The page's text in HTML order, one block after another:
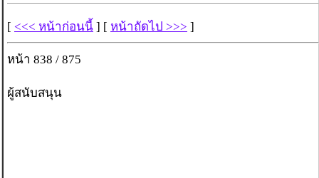
[ <<< หน้าก่อนนี้ ] [ หน้าถัดไป >>> ]
หน้า 838 / 875
ผู้สนับสนุน